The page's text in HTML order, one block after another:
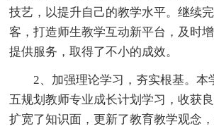
技艺，以提升自己的教学水平。继续
客，打造师生教学互动新平台，及时
提供服务，取得了不小的成效。
2、加强理论学习，夯实根基。本
五规划教师专业成长计划学习，收获
扩宽了知识面，更新了教育教学观念